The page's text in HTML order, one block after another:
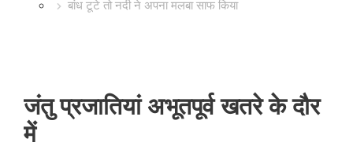
बांध टूटे तो नदी ने अपना मलबा साफ किया
जंतु प्रजातियां अभूतपूर्व खतरे के दौर
में